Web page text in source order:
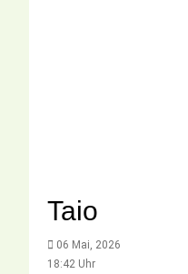
Taio
06 Mai, 2026
18:42 Uhr